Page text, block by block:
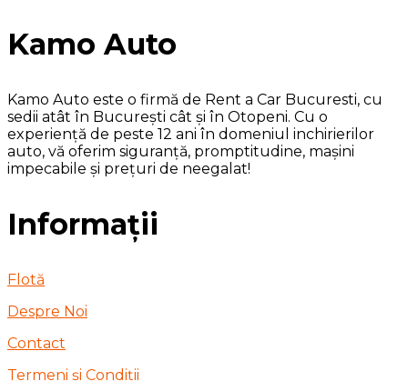
Kamo Auto
Kamo Auto este o firmă de Rent a Car Bucuresti, cu
sedii atât în București cât și în Otopeni. Cu o
experiență de peste 12 ani în domeniul inchirierilor
auto, vă oferim siguranță, promptitudine, mașini
impecabile și prețuri de neegalat!
Informații
Flotă
Despre Noi
Contact
Termeni și Condiții